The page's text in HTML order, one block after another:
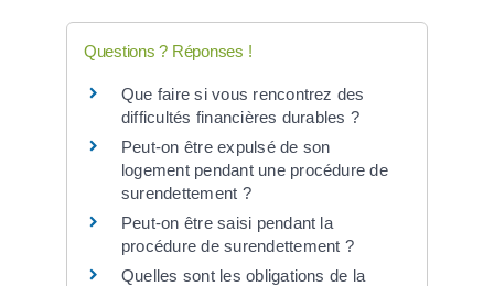
Questions ? Réponses !
Que faire si vous rencontrez des
difficultés financières durables ?
Peut-on être expulsé de son
logement pendant une procédure de
surendettement ?
Peut-on être saisi pendant la
procédure de surendettement ?
Quelles sont les obligations de la